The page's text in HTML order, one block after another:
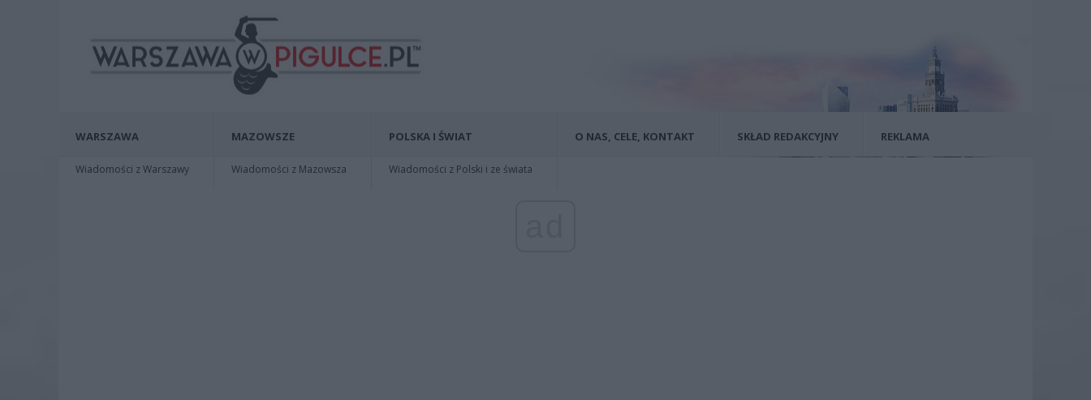
WARSZAWA
Wiadomości z Warszawy
MAZOWSZE
Wiadomości z Mazowsza
POLSKA I ŚWIAT
Wiadomości z Polski i ze świata
O NAS, CELE, KONTAKT SKŁAD REDAKCYJNY REKLAMA